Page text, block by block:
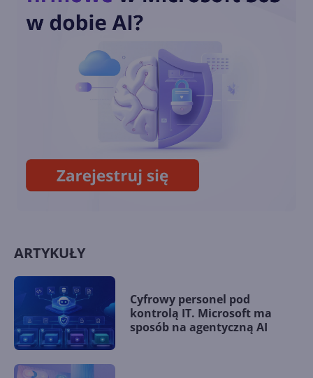
Recognition
Edytor obiektów zasad grupy
w Windows Vista
ARTYKUŁY
Cyfrowy personel pod
kontrolą IT. Microsoft ma
sposób na agentyczną AI